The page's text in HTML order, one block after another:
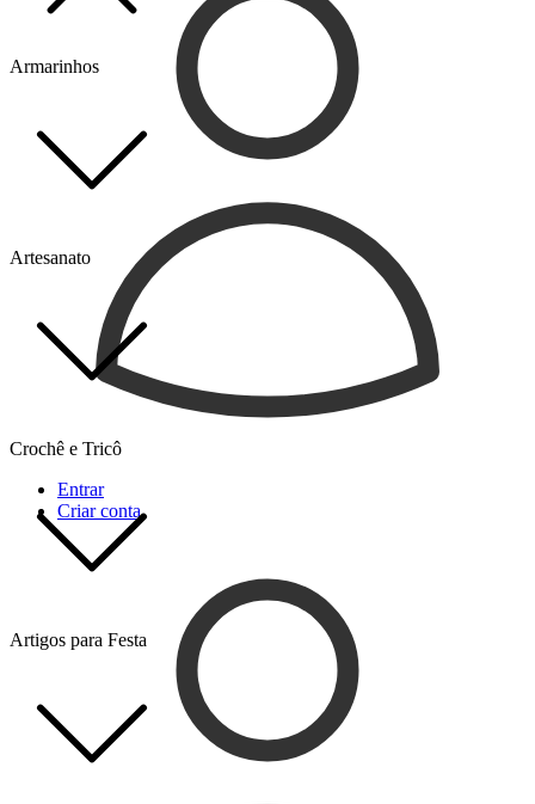
Armarinhos
Artesanato
Crochê e Tricô
Artigos para Festa
Entrar
Criar conta